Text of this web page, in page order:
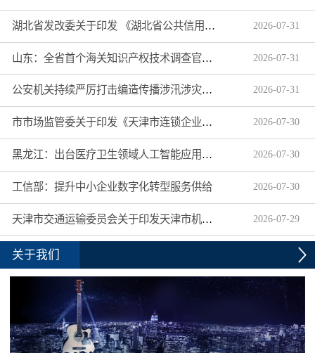
湖北省发改委关于印发 《湖北省公共信用信息目录（2026年版）》的通知 2026-07-31
山东：全省首个海关知识产权技术调查官制度落地济南自贸片区 2026-07-31
公安机关持续严厉打击编造传播涉汛涉灾网络谣言 2026-07-31
市市场监管委关于印发《天津市连锁企业食品经营许可“先证后核”信用承诺审批实施办法》的通知 2026-07-30
黑龙江：出台医疗卫生领域人工智能应用工作实施方案 2026-07-30
工信部：提升中小企业数字化转型服务供给 2026-07-30
天津市交通运输委员会关于印发天津市机动车驾驶员培训机构及教练员综合信用评价管理办法的通知 2026-07-29
关于我们